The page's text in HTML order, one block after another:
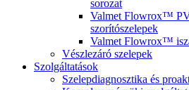
sorozat
Valmet Flowrox™
szorítószelepek
Valmet Flowrox™
Vészlezáró szelepek
Szolgáltatások
Szelepdiagnosztika és